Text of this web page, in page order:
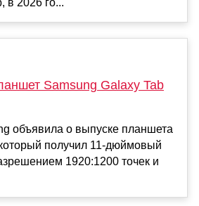
в 2026 го...
Samsung Galaxy Tab
объявила о выпуске планшета
получил 11-дюймовый
1920:1200 точек и